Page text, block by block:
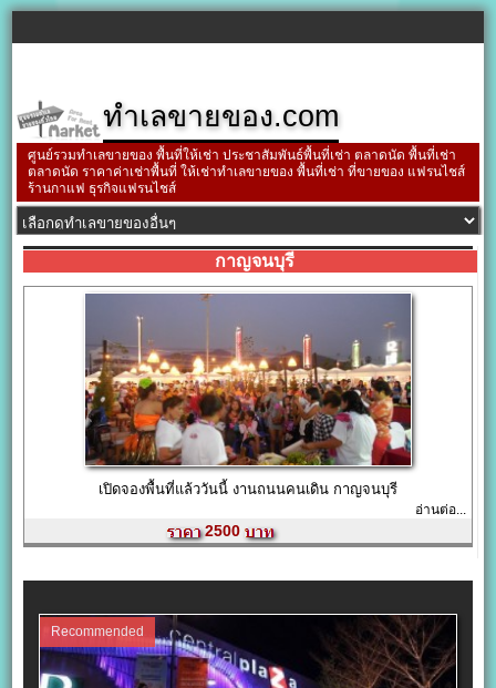
ทำเลขายของ.com
ศูนย์รวมทำเลขายของ พื้นที่ให้เช่า ประชาสัมพันธ์พื้นที่เช่า ตลาดนัด พื้นที่เช่า
ตลาดนัด ราคาค่าเช่าพื้นที่ ให้เช่าทำเลขายของ พื้นที่เช่า ที่ขายของ แฟรนไชส์
ร้านกาแฟ ธุรกิจแฟรนไชส์
กาญจนบุรี
เปิดจองพื้นที่แล้ววันนี้ งานถนนคนเดิน กาญจนบุรี
อ่านต่อ...
2500
Recommended